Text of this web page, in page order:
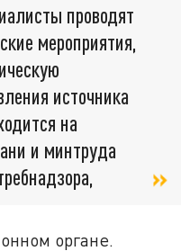
проводят
мероприятия,
источника
на
и минтруда
органе.